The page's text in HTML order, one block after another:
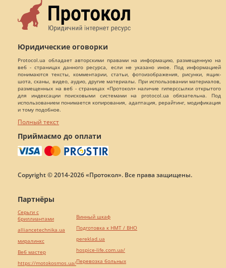
Юридические оговорки
Protocol.ua обладает авторскими правами на информацию, размещенную на
веб - страницах данного ресурса, если не указано иное. Под информацией
понимаются тексты, комментарии, статьи, фотоизображения, рисунки, ящик-
шота, сканы, видео, аудио, другие материалы. При использовании материалов,
размещенных на веб - страницах «Протокол» наличие гиперссылки открытого
для индексации поисковыми системами на protocol.ua обязательна. Под
использованием понимается копирования, адаптация, рерайтинг, модификация
и тому подобное.
Полный текст
Приймаємо до оплати
Copyright © 2014-2026 «Протокол». Все права защищены.
Партнёры
Серьги с
бриллиантами
alliancetechnika.ua
миралинкс
Веб мастер
https://motokosmos.ua/
Винный шкаф
Подготовка к НМТ / ВНО
pereklad.ua
hospice-life.com.ua/
Перевозка больных